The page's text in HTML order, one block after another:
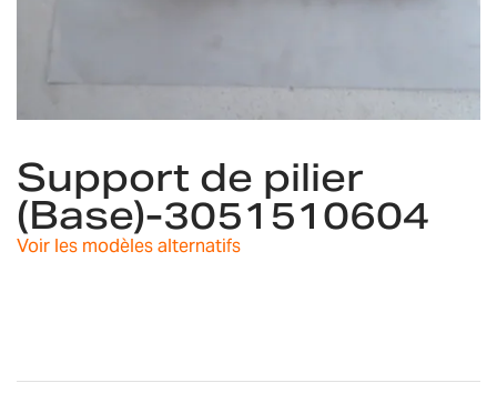
the
beginning
of
the
Support de pilier
(Base)-3051510604
Voir les modèles alternatifs